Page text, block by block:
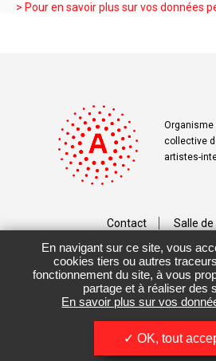
> Pour en savoir plus sur vos données
Organisme
collective
artistes-
Contact Salle
Téléchargements
Vos données
Mentions légales /
En navigant sur ce site, vous
cookies tiers ou autres
fonctionnement du site, à vous
partage et à réaliser des
En savoir plus sur vos
OK, tout